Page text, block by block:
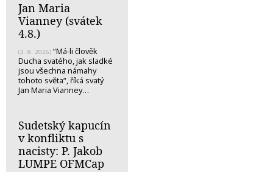
Jan Maria
Vianney (svátek
4.8.)
(3. 8. 2026) “Má-li člověk
Ducha svatého, jak sladké
jsou všechna námahy
tohoto světa“, říká svatý
Jan Maria Vianney…
Sudetský kapucín
v konfliktu s
nacisty: P. Jakob
LUMPE OFMCap